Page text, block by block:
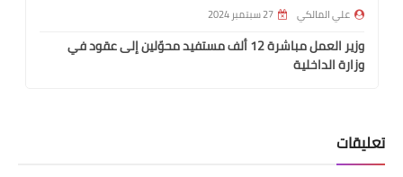
علي المالكي 27 سبتمبر 2024
وزير العمل مباشرة 12 ألف مستفيد محوّلين إلى عقود في
وزارة الداخلية
تعليقات